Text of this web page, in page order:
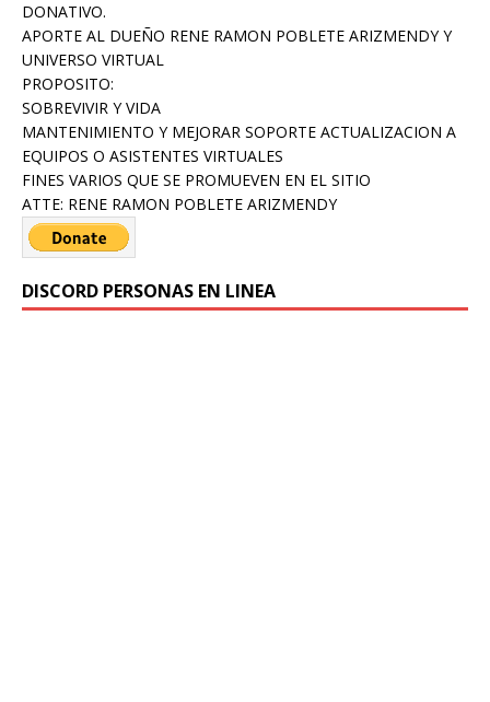
DONATIVO.
APORTE AL DUEÑO RENE RAMON POBLETE ARIZMENDY Y
UNIVERSO VIRTUAL
PROPOSITO:
SOBREVIVIR Y VIDA
MANTENIMIENTO Y MEJORAR SOPORTE ACTUALIZACION A
EQUIPOS O ASISTENTES VIRTUALES
FINES VARIOS QUE SE PROMUEVEN EN EL SITIO
ATTE: RENE RAMON POBLETE ARIZMENDY
DISCORD PERSONAS EN LINEA